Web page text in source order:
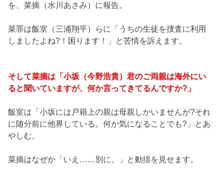
を、菜摘（水川あさみ）に報告。
菜罪は飯室（三浦翔平）らに「うちの生徒を捜査に利用
しましたよね?！困ります！」と苦情を訴えます。
そして菜摘は「小坂（今野浩貴）君のご両親は海外にい
ると聞いていますが、何か言ってきてるんですか?」
飯室は「小坂には戸籍上の親は母親しかいませんが?それ
に随分前に他界している。何か気になることでも?」とあ
やしむ。
菜摘はなぜか「いえ……別に。」と動揺を見せます。